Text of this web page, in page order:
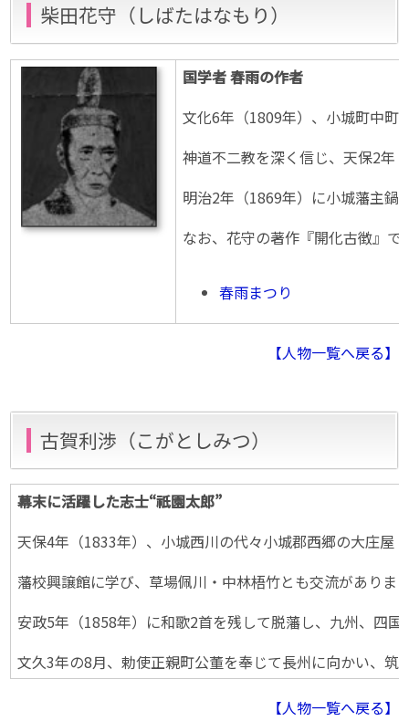
柴田花守（しばたはなもり）
国学者 春雨の作者
文化6年（1809年）、小城町中町
神道不二教を深く信じ、天保2年
明治2年（1869年）に小城藩主鍋
なお、花守の著作『開化古徴』
春雨まつり
【人物一覧へ戻る】
古賀利渉（こがとしみつ）
幕末に活躍した志士“祇園太郎”
天保4年（1833年）、小城西川の代々小城郡西郷の大庄屋
藩校興譲館に学び、草場佩川・中林梧竹とも交流があり
安政5年（1858年）に和歌2首を残して脱藩し、九州、四
文久3年の8月、勅使正親町公董を奉じて長州に向かい、
【人物一覧へ戻る】